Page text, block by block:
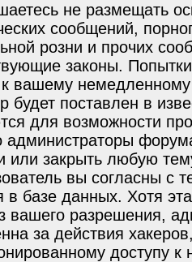
не размещать
сообщений,
розни и прочих
законы.
к вашему
будет поставлен в
для возможности
администраторы
или закрыть любую
вы согласны с
в базе данных. Хотя
вашего разрешения,
за действия
доступу к